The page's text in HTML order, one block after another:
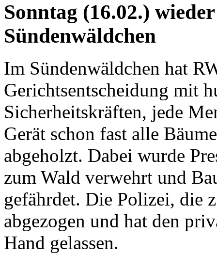
Sonntag (16.02.)
Sündenwäldchen
Im Sündenwäldchen hat
Gerichtsentscheidung mit
Sicherheitskräften, jede
Gerät schon fast alle
abgeholzt. Dabei wurde
zum Wald verwehrt und
gefährdet. Die Polizei, die
abgezogen und hat den
Hand gelassen.